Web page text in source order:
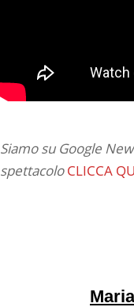
Siamo su Google
spettacoloCLICCA